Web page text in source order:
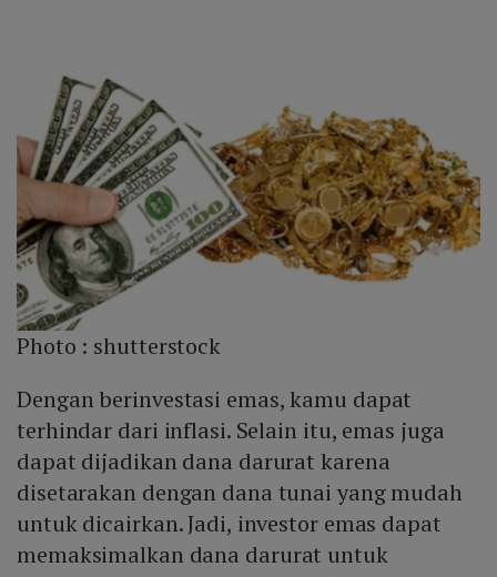
Photo : shutterstock
Dengan berinvestasi emas, kamu dapat
terhindar dari inflasi. Selain itu, emas juga
dapat dijadikan dana darurat karena
disetarakan dengan dana tunai yang mudah
untuk dicairkan. Jadi, investor emas dapat
memaksimalkan dana darurat untuk